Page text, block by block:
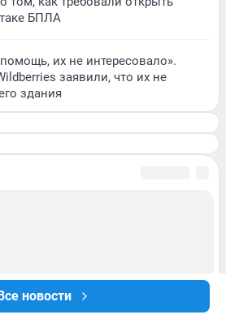
новости
БПЛА
их не интересовало».
заявили, что их не
здания